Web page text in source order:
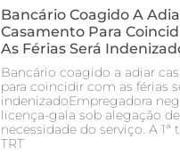
Bancário Coagido A
Casamento Para
As Férias Será
Bancário coagido a adiar
para coincidir com as férias
indenizadoEmpregadora
licença-gala sob alegação de
necessidade do serviço. A 1ª
TRT